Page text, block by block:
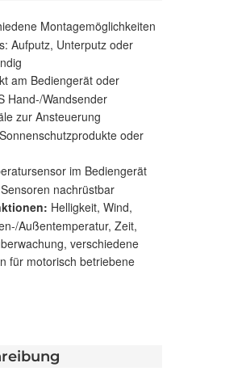
Montagemöglichkeiten
Aufputz, Unterputz oder
am Bediengerät oder
Hand-/Wandsender
zur Ansteuerung
oder
im Bediengerät
nachrüstbar
Helligkeit, Wind,
Außentemperatur, Zeit,
verschiedene
für motorisch betriebene